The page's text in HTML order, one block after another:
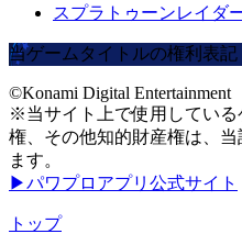
スプラトゥーンレイダ
当ゲームタイトルの権利表記
©Konami Digital Entertainment
※当サイト上で使用してい
権、その他知的財産権は、
ます。
▶パワプロアプリ公式サイト
トップ